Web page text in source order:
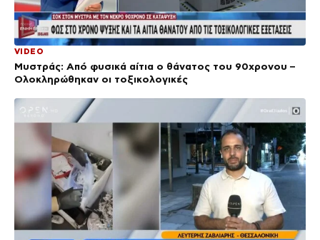
VIDEO
Μυστράς: Από φυσικά αίτια ο θάνατος του 90χρονου –
Ολοκληρώθηκαν οι τοξικολογικές